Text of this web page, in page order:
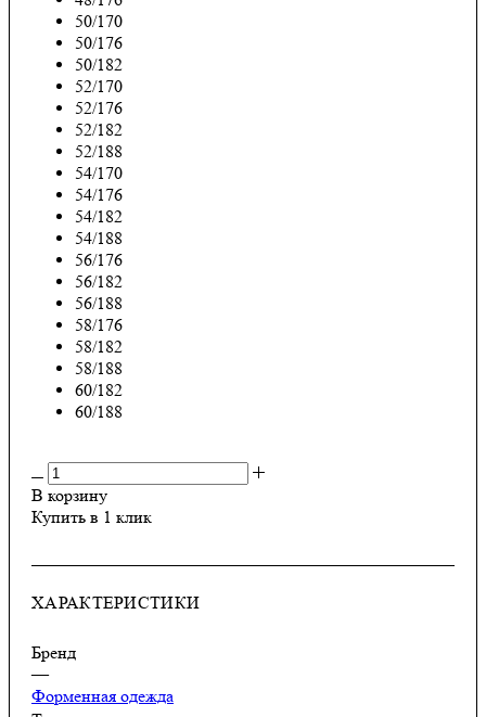
50/170
50/176
50/182
52/170
52/176
52/182
52/188
54/170
54/176
54/182
54/188
56/176
56/182
56/188
58/176
58/182
58/188
60/182
60/188
В корзину
Купить в 1 клик
ХАРАКТЕРИСТИКИ
Бренд
—
Форменная одежда